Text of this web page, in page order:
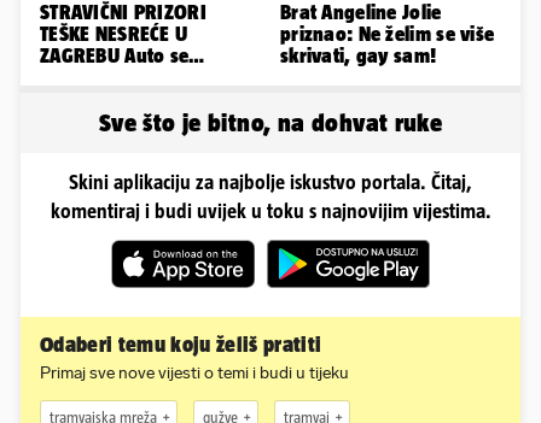
STRAVIČNI PRIZORI
TEŠKE NESREĆE U
ZAGREBU Auto se
Brat Angeline Jolie
priznao: Ne želim se više
skrivati, gay sam!
Sve što je bitno, na dohvat ruke
Skini aplikaciju za najbolje iskustvo portala. Čitaj,
komentiraj i budi uvijek u toku s najnovijim vijestima.
Odaberi temu koju želiš pratiti
Primaj sve nove vijesti o temi i budi u tijeku
tramvajska mreža gužve tramvaj